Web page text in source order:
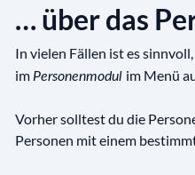
… über das
In vielen Fällen ist es
im Personenmodul im Menü
Vorher solltest du die
Personen mit einem